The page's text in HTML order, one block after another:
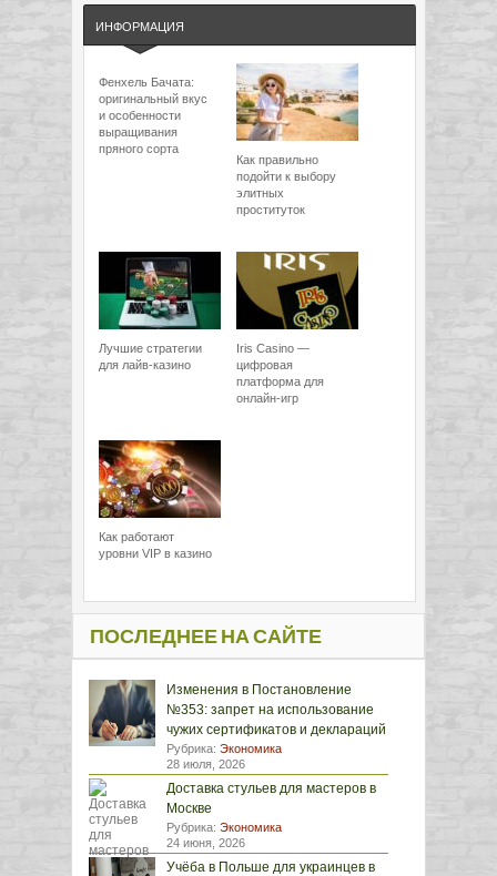
ИНФОРМАЦИЯ
Фенхель Бачата:
оригинальный вкус
и особенности
выращивания
пряного сорта
Как правильно
подойти к выбору
элитных
проституток
Лучшие стратегии
для лайв-казино
Iris Casino —
цифровая
платформа для
онлайн-игр
Как работают
уровни VIP в казино
ПОСЛЕДНЕЕ НА САЙТЕ
Изменения в Постановление
№353: запрет на использование
чужих сертификатов и деклараций
Рубрика: Экономика
28 июля, 2026
Доставка стульев для мастеров в
Москве
Рубрика: Экономика
24 июня, 2026
Учёба в Польше для украинцев в